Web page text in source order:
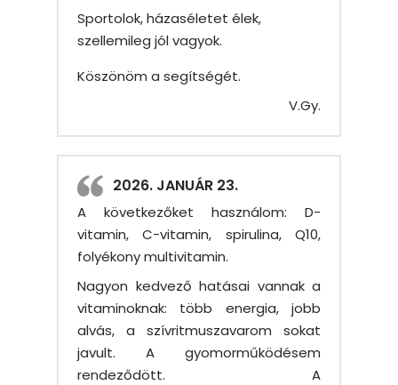
Sportolok, házaséletet élek,
szellemileg jól vagyok.
Köszönöm a segítségét.
V.Gy.
2026. JANUÁR 23.
A következőket használom: D-
vitamin, C-vitamin, spirulina, Q10,
folyékony multivitamin.
Nagyon kedvező hatásai vannak a
vitaminoknak: több energia, jobb
alvás, a szívritmuszavarom sokat
javult. A gyomorműködésem
rendeződött. A